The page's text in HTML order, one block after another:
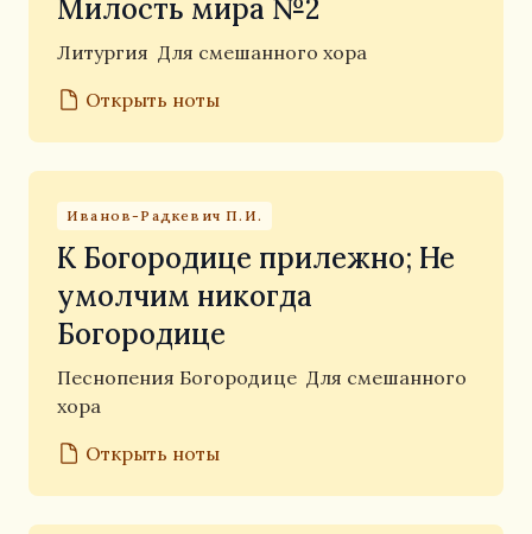
Милость мира №2
Литургия Для смешанного хора
Открыть ноты
Иванов-Радкевич П.И.
К Богородице прилежно; Не
умолчим никогда
Богородице
Песнопения Богородице Для смешанного
хора
Открыть ноты